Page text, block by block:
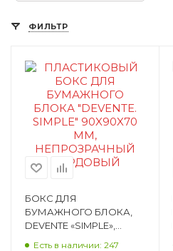
ФИЛЬТР
БОКС ДЛЯ
БУМАЖНОГО БЛОКА,
DEVENTE «SIMPLE»,
Есть в наличии: 247